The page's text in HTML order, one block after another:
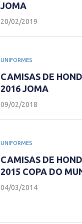
JOMA
20/02/2019
UNIFORMES
CAMISAS DE
2016 JOMA
09/02/2018
UNIFORMES
CAMISAS DE
2015 COPA DO
04/03/2014